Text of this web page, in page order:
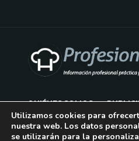
QUIÉNES SOMOS
AVISO LEGAL
Utilizamos cookies para
nuestra web. Los datos
se utilizarán para la